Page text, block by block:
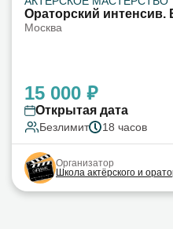
Ораторский интенсив.
Москва
15 000 ₽
Открытая дата
Безлимит 18 часов
Организатор
Школа актёрского и